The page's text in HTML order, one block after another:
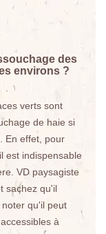
des
environs ?
verts sont
de haie si
En effet, pour
est indispensable
VD paysagiste
sachez qu'il
qu'il peut
à